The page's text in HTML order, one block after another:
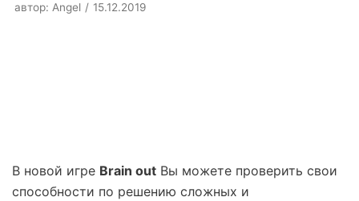
автор: Angel 15.12.2019
В новой игре Brain out Вы можете проверить свои
способности по решению сложных и